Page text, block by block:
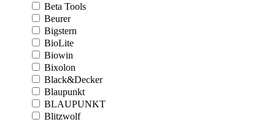
Beta Tools
Beurer
Bigstern
BioLite
Biowin
Bixolon
Black&Decker
Blaupunkt
BLAUPUNKT
Blitzwolf